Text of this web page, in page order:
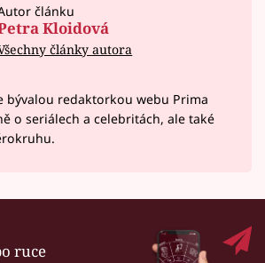
článku
Kloidová
články autora
bývalou redaktorkou webu Prima
o seriálech a celebritách, ale také
ruce